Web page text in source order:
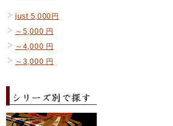
just 5,000円
～5,000 円
～4,000 円
～3,000 円